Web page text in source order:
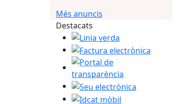
Més anuncis
Destacats
Linia verda
Factura electrònica
Portal de transparència
Seu electrònica
Idcat mòbil